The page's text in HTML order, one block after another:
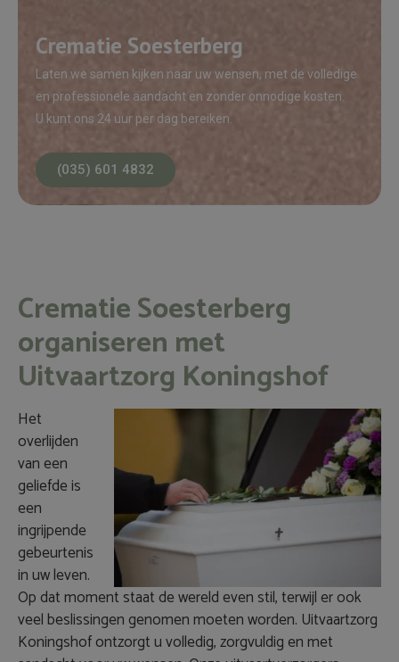
Crematie Soesterberg
Laten we samen kijken naar uw wensen, met de volledige
en professionele aandacht en zonder onnodige kosten.
U kunt ons 24 uur per dag bereiken.
(035) 601 4832
Crematie Soesterberg
organiseren met
Uitvaartzorg Koningshof
Het
overlijden
van een
geliefde is
een
ingrijpende
gebeurtenis
in uw leven.
Op dat moment staat de wereld even stil, terwijl er ook
veel beslissingen genomen moeten worden. Uitvaartzorg
Koningshof ontzorgt u volledig, zorgvuldig en met